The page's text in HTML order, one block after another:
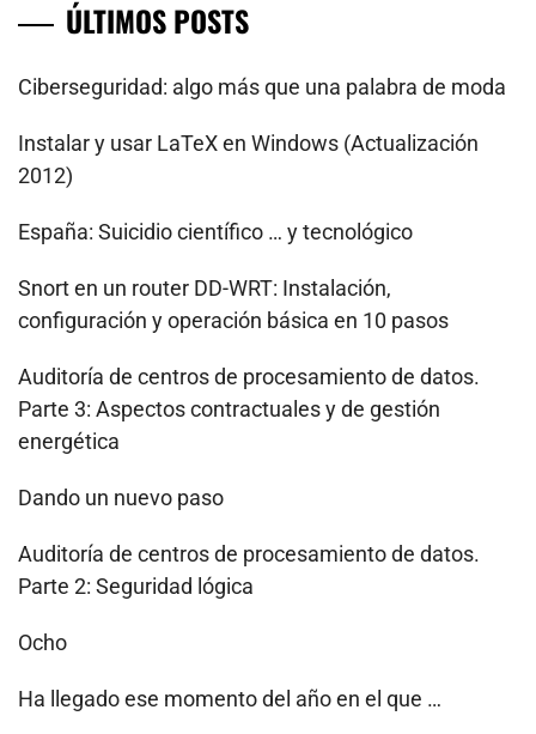
ÚLTIMOS POSTS
Ciberseguridad: algo más que una palabra de moda
Instalar y usar LaTeX en Windows (Actualización
2012)
España: Suicidio científico … y tecnológico
Snort en un router DD-WRT: Instalación,
configuración y operación básica en 10 pasos
Auditoría de centros de procesamiento de datos.
Parte 3: Aspectos contractuales y de gestión
energética
Dando un nuevo paso
Auditoría de centros de procesamiento de datos.
Parte 2: Seguridad lógica
Ocho
Ha llegado ese momento del año en el que …